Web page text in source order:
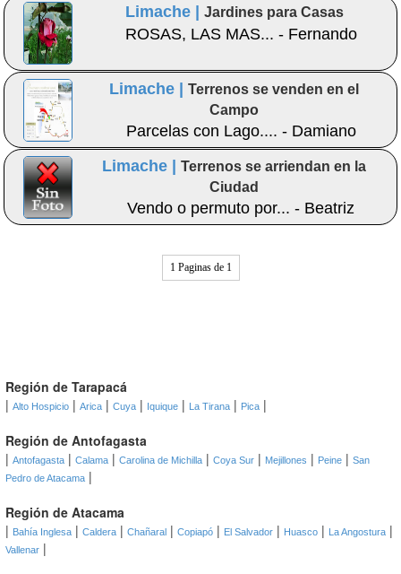
Limache | Jardines para Casas
ROSAS, LAS MAS... - Fernando
Limache |Terrenos se venden en el
Campo
Parcelas con Lago.... - Damiano
Limache |Terrenos se arriendan en la
Ciudad
Vendo o permuto por... - Beatriz
1 Paginas de 1
Región de Tarapacá
| Alto Hospicio | Arica | Cuya | Iquique | La Tirana | Pica |
Región de Antofagasta
| Antofagasta | Calama | Carolina de Michilla | Coya Sur | Mejillones | Peine | San
Pedro de Atacama |
Región de Atacama
| Bahía Inglesa | Caldera | Chañaral | Copiapó | El Salvador | Huasco | La Angostura |
Vallenar |